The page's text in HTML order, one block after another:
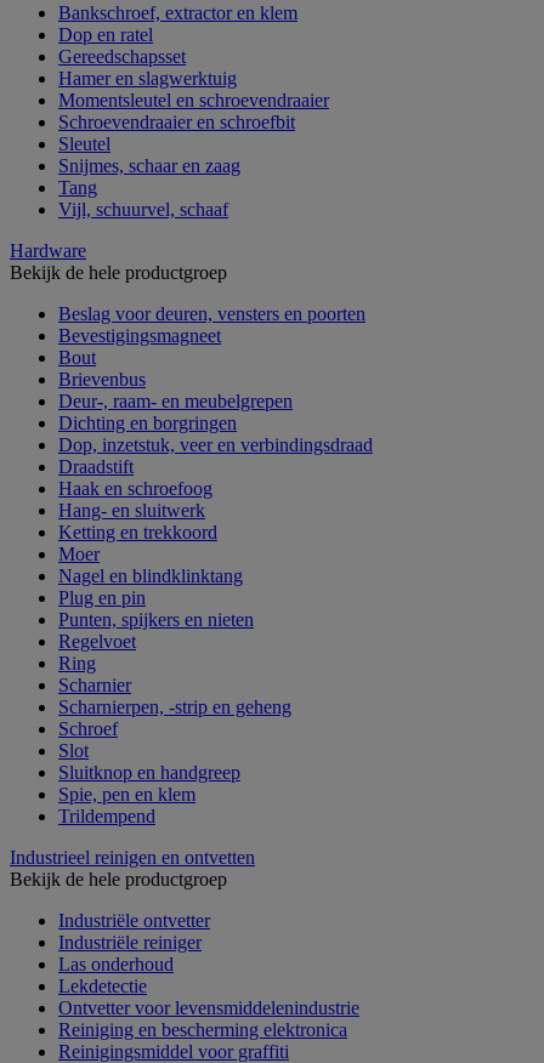
Bankschroef, extractor en klem
Dop en ratel
Gereedschapsset
Hamer en slagwerktuig
Momentsleutel en schroevendraaier
Schroevendraaier en schroefbit
Sleutel
Snijmes, schaar en zaag
Tang
Vijl, schuurvel, schaaf
Hardware
Bekijk de hele productgroep
Beslag voor deuren, vensters en poorten
Bevestigingsmagneet
Bout
Brievenbus
Deur-, raam- en meubelgrepen
Dichting en borgringen
Dop, inzetstuk, veer en verbindingsdraad
Draadstift
Haak en schroefoog
Hang- en sluitwerk
Ketting en trekkoord
Moer
Nagel en blindklinktang
Plug en pin
Punten, spijkers en nieten
Regelvoet
Ring
Scharnier
Scharnierpen, -strip en geheng
Schroef
Slot
Sluitknop en handgreep
Spie, pen en klem
Trildempend
Industrieel reinigen en ontvetten
Bekijk de hele productgroep
Industriële ontvetter
Industriële reiniger
Las onderhoud
Lekdetectie
Ontvetter voor levensmiddelenindustrie
Reiniging en bescherming elektronica
Reinigingsmiddel voor graffiti